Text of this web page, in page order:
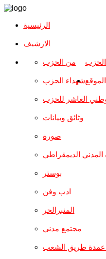
الرئيسية
الارشیف
الحزب من الحزب
شهداء الحزب
العاشر للحزب
وثائق وبيانات
صورة
المدني الديمقراطي
بوستر
ادب وفن
المنبرالحر
مجتمع مدني
اعمدة طريق الشعب